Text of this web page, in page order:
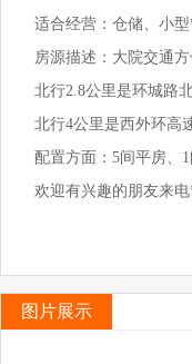
适合经营：仓储、小
房源描述：大院交通
北行2.8公里是环城路
北行4公里是西外环高
配置方面：5间平房、
欢迎有兴趣的朋友来电
图片展示